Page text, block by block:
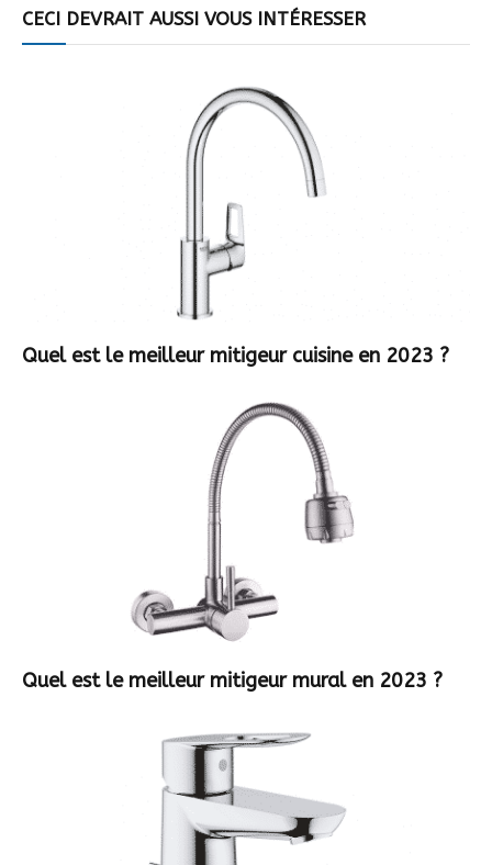
CECI DEVRAIT AUSSI VOUS INTÉRESSER
Quel est le meilleur mitigeur cuisine en 2023 ?
Quel est le meilleur mitigeur mural en 2023 ?